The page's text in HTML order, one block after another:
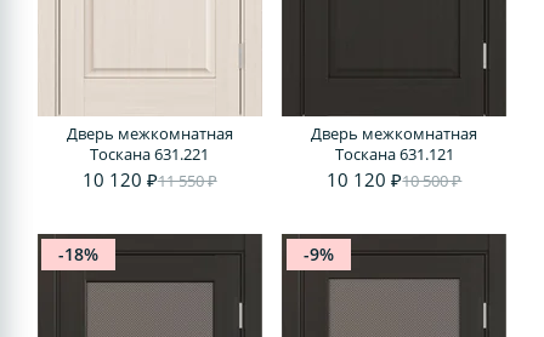
Дверь межкомнатная
Тоскана 631.221
10 120 ₽11 550 ₽
Дверь межкомнатная
Тоскана 631.121
10 120 ₽10 500 ₽
-18% -9%